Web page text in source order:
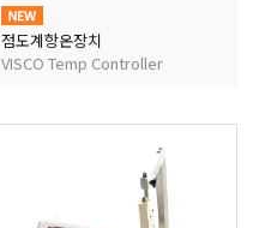
점도계항온장치
VISCO Temp Controller